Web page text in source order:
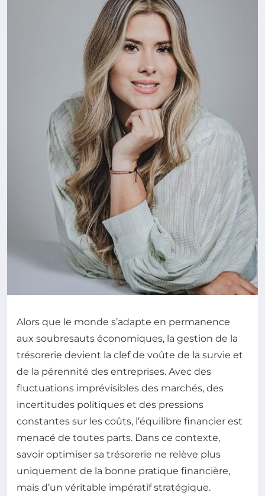
Alors que le monde s’adapte en permanence
aux soubresauts économiques, la gestion de la
trésorerie devient la clef de voûte de la survie et
de la pérennité des entreprises. Avec des
fluctuations imprévisibles des marchés, des
incertitudes politiques et des pressions
constantes sur les coûts, l’équilibre financier est
menacé de toutes parts. Dans ce contexte,
savoir optimiser sa trésorerie ne relève plus
uniquement de la bonne pratique financière,
mais d’un véritable impératif stratégique.